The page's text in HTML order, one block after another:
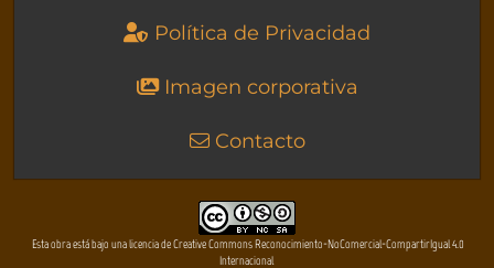
Política de Privacidad
Imagen corporativa
Contacto
Esta obra está bajo una licencia de Creative Commons Reconocimiento-NoComercial-CompartirIgual 4.0
Internacional